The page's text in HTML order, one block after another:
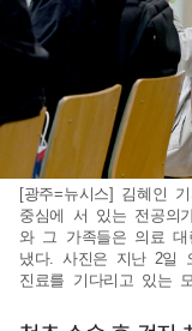
[광주=뉴시스] 김혜인
중심에 서 있는 전공의
와 그 가족들은 의료
냈다. 사진은 지난 2일
진료를 기다리고 있는